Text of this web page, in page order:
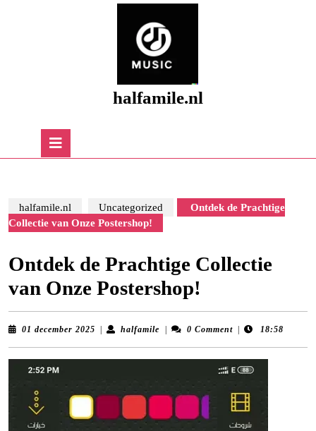
halfamile.nl
halfamile.nl Uncategorized
Ontdek de Prachtige
Collectie van Onze Postershop!
Ontdek de Prachtige Collectie
van Onze Postershop!
01 december 2025 01
halfamile halfamile0 Comment 18:58